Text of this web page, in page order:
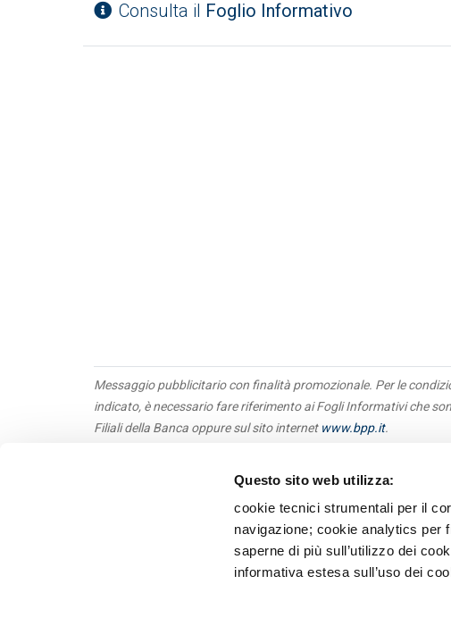
Questo sito web utilizza:
cookie tecnici strumentali per il
navigazione; cookie analytics per
saperne di più sull’utilizzo dei
informativa estesa sull’uso dei
Consulta il Foglio Informativo
Messaggio pubblicitario con finalità promozionale. Per le
indicato, è necessario fare riferimento ai Fogli Informativi che
Filiali della Banca oppure sul sito internet www.bpp.it.
Obbligazioni
Privacy
Trasparenza
Terze Parti